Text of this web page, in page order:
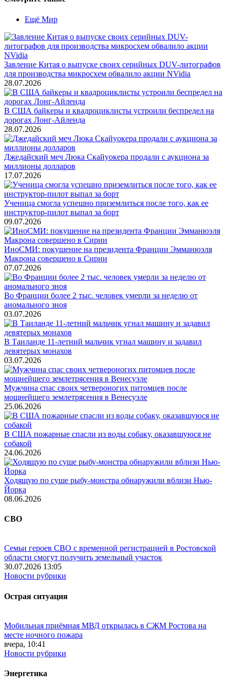
Ещё Мир
Завление Китая о выпуске своих серийных DUV-литографов
для производства микросхем обвалило акции NVidia
28.07.2026
В США байкеры и квадроциклисты устроили беспредел на
дорогах Лонг-Айленда
28.07.2026
Джедайский меч Люка Скайуокера продали с аукциона за
миллионы долларов
17.07.2026
Ученица смогла успешно приземлиться после того, как ее
инструктор-пилот выпал за борт
09.07.2026
ИноСМИ: покушение на президента Франции Эмманюэля
Макрона совершено в Сирии
07.07.2026
Во Франции более 2 тыс. человек умерли за неделю от
аномального зноя
03.07.2026
В Таиланде 11-летний мальчик угнал машину и задавил
девятерых монахов
03.07.2026
Мужчина спас своих четвероногих питомцев после
мощнейшего землетрясения в Венесуэле
25.06.2026
В США пожарные спасли из воды собаку, оказавшуюся не
собакой
24.06.2026
Ходящую по суше рыбу-монстра обнаружили вблизи Нью-
Йорка
08.06.2026
СВО
Семьи героев СВО с временной регистрацией в Ростовской
области смогут получить земельный участок
30.07.2026 13:05
Новости рубрики
Острая ситуация
Мобильная приёмная МВД открылась в СЖМ Ростова на
месте ночного пожара
вчера, 10:41
Новости рубрики
Энергетика